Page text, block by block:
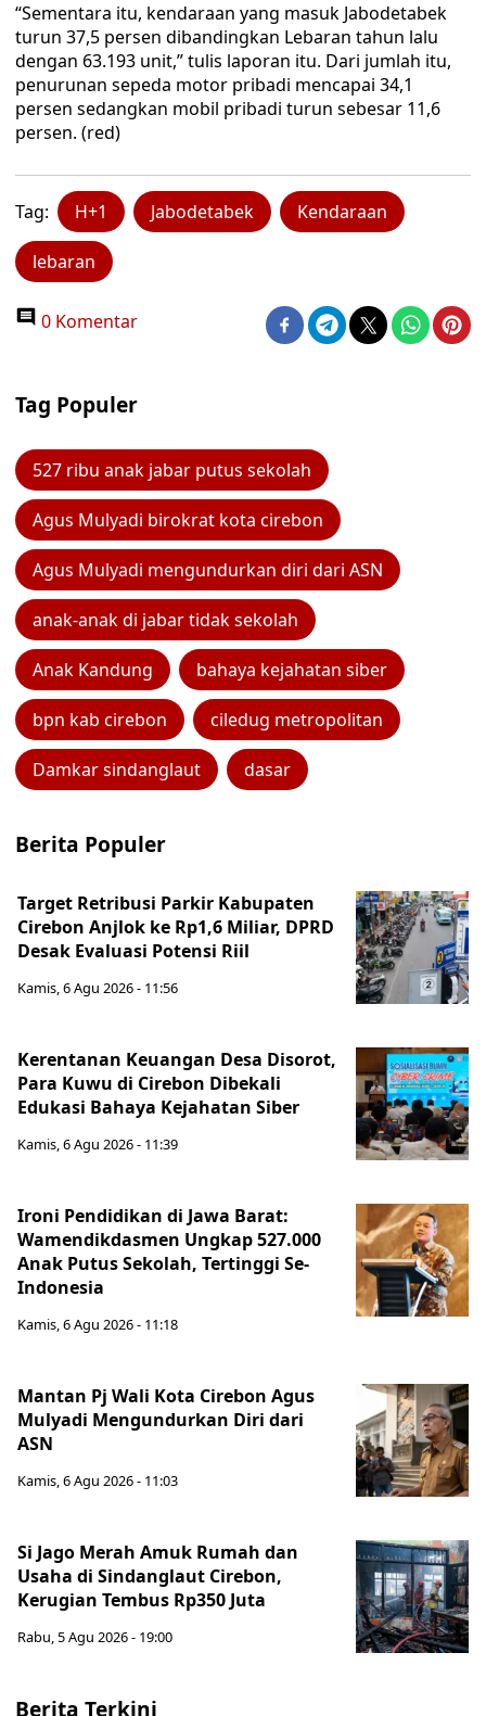
“Sementara itu, kendaraan yang masuk Jabodetabek
turun 37,5 persen dibandingkan Lebaran tahun lalu
dengan 63.193 unit,” tulis laporan itu. Dari jumlah itu,
penurunan sepeda motor pribadi mencapai 34,1
persen sedangkan mobil pribadi turun sebesar 11,6
persen. (red)
Tag: H+1 Jabodetabek Kendaraan
lebaran
0 Komentar
Tag Populer
527 ribu anak jabar putus sekolah
Agus Mulyadi birokrat kota cirebon
Agus Mulyadi mengundurkan diri dari ASN
anak-anak di jabar tidak sekolah
Anak Kandung bahaya kejahatan siber
bpn kab cirebon ciledug metropolitan
Damkar sindanglaut dasar
Berita Populer
Target Retribusi Parkir Kabupaten
Cirebon Anjlok ke Rp1,6 Miliar, DPRD
Desak Evaluasi Potensi Riil
Kamis, 6 Agu 2026 - 11:56
Kerentanan Keuangan Desa Disorot,
Para Kuwu di Cirebon Dibekali
Edukasi Bahaya Kejahatan Siber
Kamis, 6 Agu 2026 - 11:39
Ironi Pendidikan di Jawa Barat:
Wamendikdasmen Ungkap 527.000
Anak Putus Sekolah, Tertinggi Se-
Indonesia
Kamis, 6 Agu 2026 - 11:18
Mantan Pj Wali Kota Cirebon Agus
Mulyadi Mengundurkan Diri dari
ASN
Kamis, 6 Agu 2026 - 11:03
Si Jago Merah Amuk Rumah dan
Usaha di Sindanglaut Cirebon,
Kerugian Tembus Rp350 Juta
Rabu, 5 Agu 2026 - 19:00
Berita Terkini